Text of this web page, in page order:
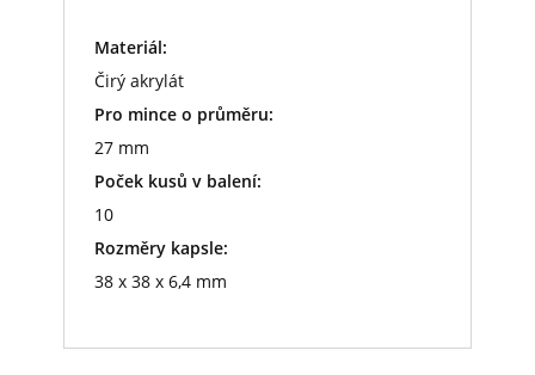
Materiál:
Čirý akrylát
Pro mince o průměru:
27 mm
Poček kusů v balení:
10
Rozměry kapsle:
38 x 38 x 6,4 mm